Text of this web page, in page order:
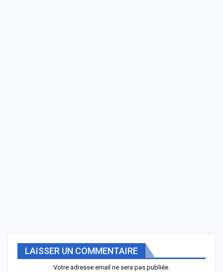
LAISSER UN COMMENTAIRE
Votre adresse email ne sera pas publiée.